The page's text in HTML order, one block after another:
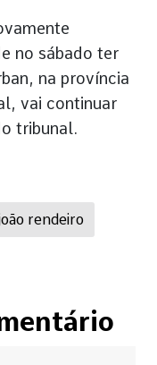
rendeiro
no sábado ter
na província
vai continuar
tribunal.